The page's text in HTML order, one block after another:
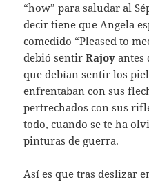
“how” para saludar al
decir tiene que Angela
comedido “Pleased to
debió sentir Rajoy antes
que debían sentir los
enfrentaban con sus
pertrechados con sus
todo, cuando se te ha
pinturas de guerra.
Así es que tras deslizar